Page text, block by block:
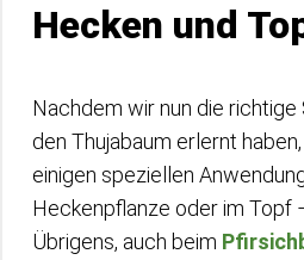
Hecken und
Nachdem wir nun die
den Thujabaum erlernt
einigen speziellen
Heckenpflanze oder im Topf
Übrigens, auch beim